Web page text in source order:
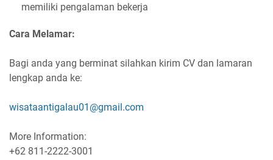
memiliki pengalaman bekerja
Cara Melamar:
Bagi anda yang berminat silahkan kirim CV dan lamaran
lengkap anda ke:
wisataantigalau01@gmail.com
More Information:
+62 811-2222-3001